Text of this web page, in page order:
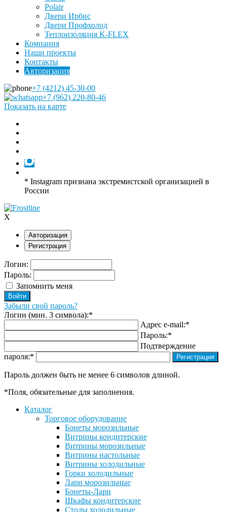
Polair
Двери Ирбис
Двери Профхолод
Теплоизоляция K-FLEX
Компания
Наши проекты
Контакты
Авторизация
+7 (4212) 45-30-00
+7 (962) 220-80-46
Показать на карте
* Instagram признана экстремистской организацией в
России
X
Авторизация
Регистрация
Логин:
Пароль:
Запомнить меня
Забыли свой пароль?
Логин (мин. 3 символа):*
Адрес e-mail:*
Пароль:*
Подтверждение
пароля:*
Пароль должен быть не менее 6 символов длиной.
*Поля, обязательные для заполнения.
Каталог
Торговое оборудование
Бонеты морозильные
Витрины кондитерские
Витрины морозильные
Витрины настольные
Витрины холодильные
Горки холодильные
Лари морозильные
Бонеты-Лари
Шкафы кондитерские
Столы холодильные